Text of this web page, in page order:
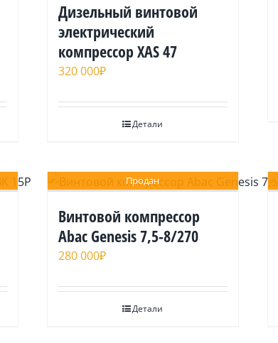
Дизельный винтовой
электрический
компрессор XAS 47
320 000₽
Детали
Продан
Bинтoвoй кoмпpеcсор
Abac Genesis 7,5-8/270
280 000₽
Детали